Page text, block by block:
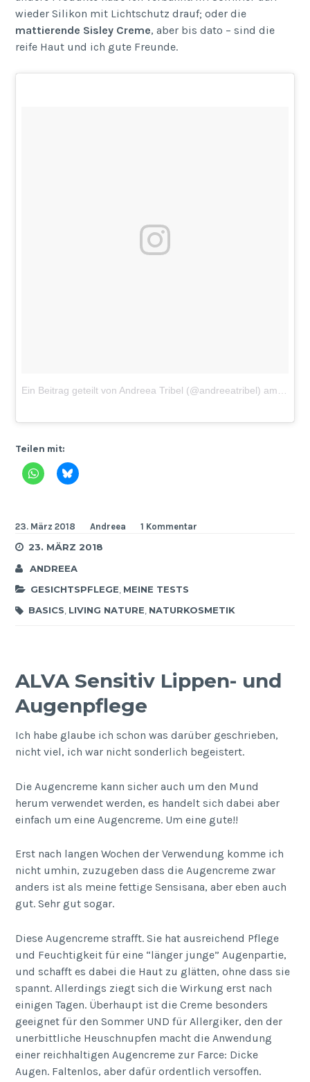
wieder Silikon mit Lichtschutz drauf; oder die
mattierende Sisley Creme, aber bis dato – sind die
reife Haut und ich gute Freunde.
Ein Beitrag geteilt von Andreea Tribel (@andreeatribel) am
Teilen mit:
23. März 2018 Andreea 1 Kommentar
23. MÄRZ 2018
ANDREEA
GESICHTSPFLEGE MEINE TESTS
BASICS, LIVING NATURE, NATURKOSMETIK
ALVA Sensitiv Lippen- und
Augenpflege
Ich habe glaube ich schon was darüber geschrieben,
nicht viel, ich war nicht sonderlich begeistert.
Die Augencreme kann sicher auch um den Mund
herum verwendet werden, es handelt sich dabei aber
einfach um eine Augencreme. Um eine gute!!
Erst nach langen Wochen der Verwendung komme ich
nicht umhin, zuzugeben dass die Augencreme zwar
anders ist als meine fettige Sensisana, aber eben auch
gut. Sehr gut sogar.
Diese Augencreme strafft. Sie hat ausreichend Pflege
und Feuchtigkeit für eine “länger junge” Augenpartie,
und schafft es dabei die Haut zu glätten, ohne dass sie
spannt. Allerdings ziegt sich die Wirkung erst nach
einigen Tagen. Überhaupt ist die Creme besonders
geeignet für den Sommer UND für Allergiker, den der
unerbittliche Heuschnupfen macht die Anwendung
einer reichhaltigen Augencreme zur Farce: Dicke
Augen. Faltenlos, aber dafür ordentlich versoffen.